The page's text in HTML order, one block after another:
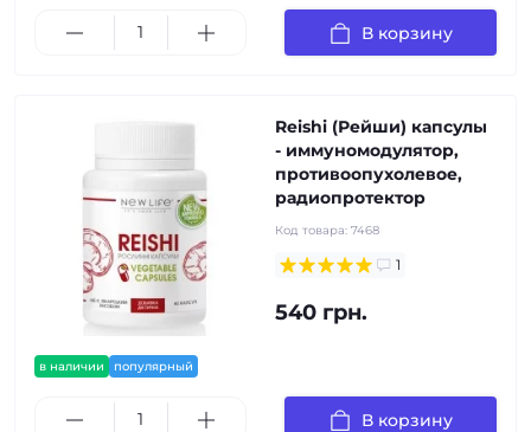
В корзину
в наличии популярный
Reishi (Рейши) капсулы
- иммуномодулятор,
противоопухолевое,
радиопротектор
Код товара: 7468
1
540 грн.
В корзину